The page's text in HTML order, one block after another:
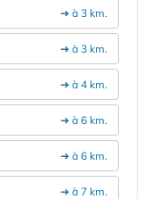
➔ à 3 km.
➔ à 3 km.
➔ à 4 km.
➔ à 6 km.
➔ à 6 km.
➔ à 7 km.